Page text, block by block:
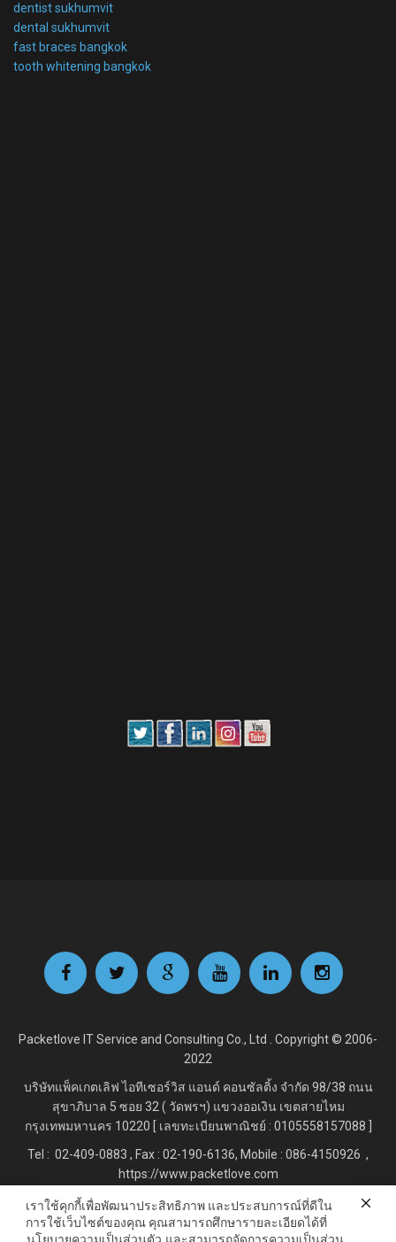
dentist sukhumvit
dental sukhumvit
fast braces bangkok
tooth whitening bangkok
Packetlove IT Service and Consulting Co., Ltd . Copyright © 2006-
2022
บริษัทแพ็คเกตเลิฟ ไอทีเซอร์วิส แอนด์ คอนซัลติ้ง จำกัด 98/38 ถนน
สุขาภิบาล 5 ซอย 32 ( วัดพรฯ) แขวงออเงิน เขตสายไหม
กรุงเทพมหานคร 10220 [ เลขทะเบียนพาณิชย์ : 0105558157088 ]
Tel : 02-409-0883 , Fax : 02-190-6136, Mobile : 086-4150926 ,
https://www.packetlove.com
Line Official : @Packetlove.com
เราใช้คุกกี้เพื่อพัฒนาประสิทธิภาพ และประสบการณ์ที่ดีใน
การใช้เว็บไซต์ของคุณ คุณสามารถศึกษารายละเอียดได้ที่